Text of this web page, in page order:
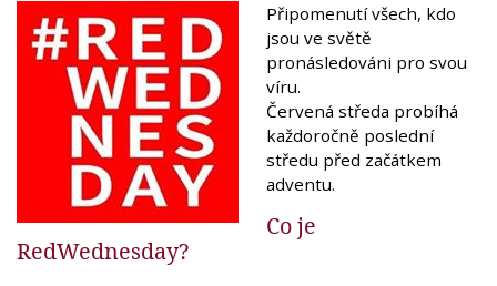
Připomenutí všech, kdo
jsou ve světě
pronásledováni pro svou
víru.
Červená středa probíhá
každoročně poslední
středu před začátkem
adventu.
Co je
RedWednesday?